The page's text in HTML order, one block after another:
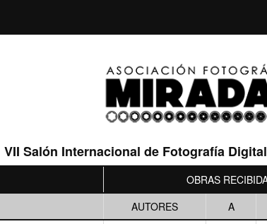
VII Salón Internacional de Fotografía
OBRAS
AUTORES A